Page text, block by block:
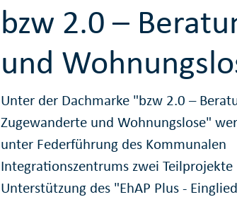
bzw 2.0 –
und
Unter der Dachmarke "bzw 2.0 –
Zugewanderte und Wohnungslose"
unter Federführung des Kommunalen
Integrationszentrums zwei
Unterstützung des "EhAP Plus -